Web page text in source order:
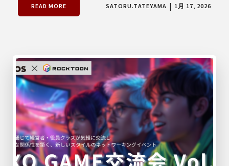
READ MORE SATORU.TATEYAMA | 1月 17, 2026